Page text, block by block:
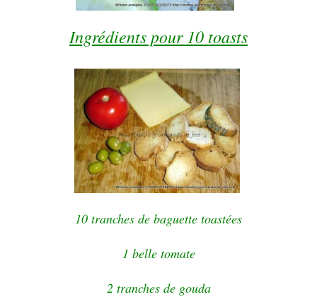
Ingrédients pour 10 toasts
10 tranches de baguette toastées
1 belle tomate
2 tranches de gouda